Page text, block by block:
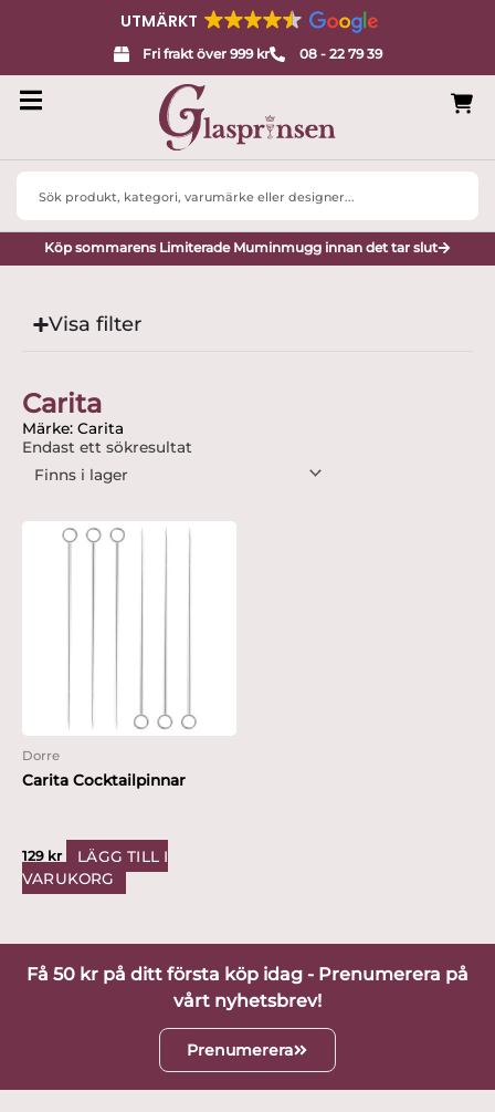
UTMÄRKT
Fri frakt över 999 kr 08 - 22 79 39
Search
Köp sommarens Limiterade Muminmugg innan det tar slut
Visa filter
Carita
Märke: Carita
Endast ett sökresultat
Dorre
Carita Cocktailpinnar
129 kr
LÄGG TILL I
VARUKORG
Få 50 kr på ditt första köp idag - Prenumerera på
vårt nyhetsbrev!
Prenumerera